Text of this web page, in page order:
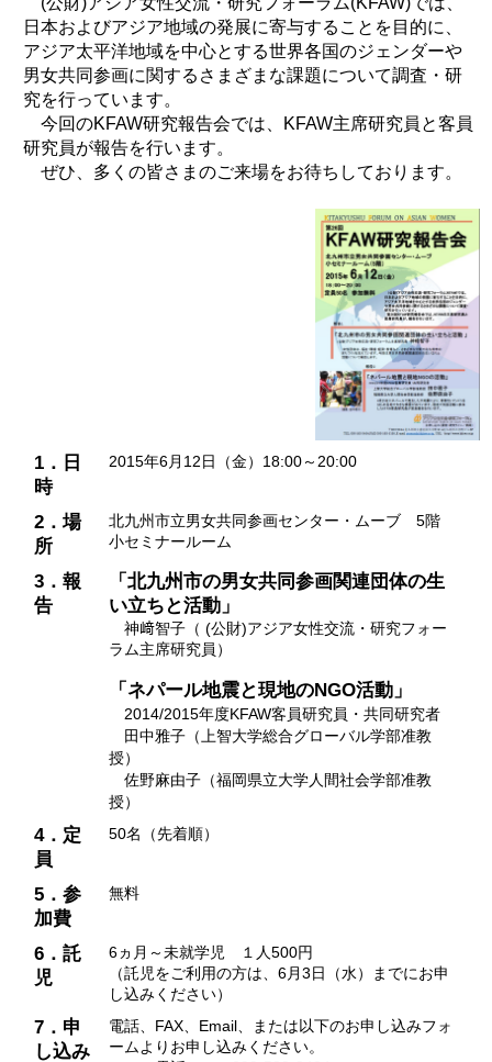
日本およびアジア地域の発展に寄与することを目的に、
アジア太平洋地域を中心とする世界各国のジェンダーや
男女共同参画に関するさまざまな課題について調査・研
究を行っています。
今回のKFAW研究報告会では、KFAW主席研究員と客員
研究員が報告を行います。
ぜひ、多くの皆さまのご来場をお待ちしております。
1．日
時
2015年6月12日（金）18:00～20:00
2．場
所
北九州市立男女共同参画センター・ムーブ 5階
小セミナールーム
3．報
告
「北九州市の男女共同参画関連団体の生
い立ちと活動」
神﨑智子（ (公財)アジア女性交流・研究フォー
ラム主席研究員）
「ネパール地震と現地のNGO活動」
2014/2015年度KFAW客員研究員・共同研究者
田中雅子（上智大学総合グローバル学部准教
授）
佐野麻由子（福岡県立大学人間社会学部准教
授）
4．定
員
50名（先着順）
5．参
加費
無料
6．託
児
6ヵ月～未就学児 １人500円
（託児をご利用の方は、6月3日（水）までにお申
し込みください）
7．申
し込み
電話、FAX、Email、または以下のお申し込みフォ
ームよりお申し込みください。